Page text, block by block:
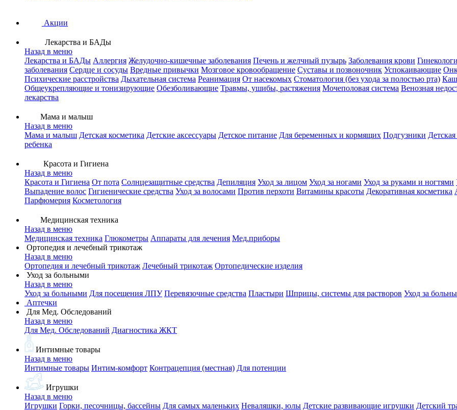
Акции
Лекарства и БАДы
Назад в меню
Лекарства и БАДы Аллергия Желудочно-кишечные заболевания Печень и желчный пузырь Заболевания крови
заболевания Сердце и сосуды Вредные привычки Мозговое кровообращение Суставы и позвоночник Успокаивающие
Психические расстройства Дыхательная система Реанимация От насекомых Стоматология (без ухода за полостью рта)
Общеукрепляющие и тонизирующие Обезболивающие Травмы, ушибы, растяжения Мочеполовая система Венозная
лекарства
Мама и малыш
Назад в меню
Мама и малыш Детская косметика Детские аксессуары Детское питание Для беременных и кормящих Подгузники
ребенка
Красота и Гигиена
Назад в меню
Красота и Гигиена От пота Солнцезащитные средства Депиляция Уход за лицом Уход за ногами Уход за руками и ногтями
Выпадение волос Гигиенические средства Уход за волосами Против перхоти Витамины красоты Декоративная косметика
Парфюмерия Косметология
Медицинская техника
Назад в меню
Медицинская техника Глюкометры Аппараты для лечения Мед.приборы
Ортопедия и лечебный трикотаж
Назад в меню
Ортопедия и лечебный трикотаж Лечебный трикотаж Ортопедические изделия
Уход за больными
Назад в меню
Уход за больными Для посещения ЛПУ Перевязочные средства Пластыри Шприцы, системы для растворов Уход за
Аптечки
Для Мед. Обследований
Назад в меню
Для Мед. Обследований Диагностика ЖКТ
Интимные товары
Назад в меню
Интимные товары Интим-комфорт Контрацепция (местная) Для потенции
Игрушки
Назад в меню
Игрушки Горки, песочницы, бассейны Для самых маленьких Неваляшки, юлы Детские развивающие игрушки Детский